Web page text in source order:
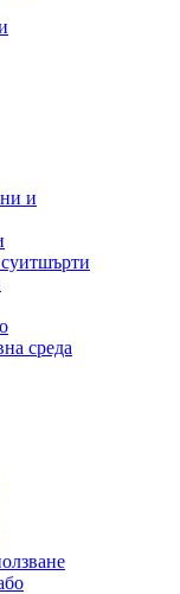
и
среда